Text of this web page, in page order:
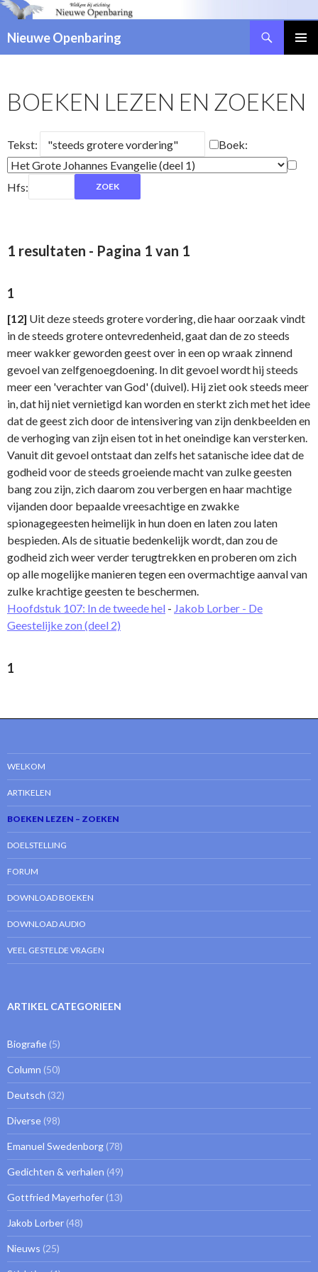
Nieuwe Openbaring
SPRINGEN
BOEKEN LEZEN EN ZOEKEN
Tekst: Boek:
Hfs:
1 resultaten - Pagina 1 van 1
1
[12] Uit deze steeds grotere vordering, die haar oorzaak vindt
in de steeds grotere ontevredenheid, gaat dan de zo steeds
meer wakker geworden geest over in een op wraak zinnend
gevoel van zelfgenoegdoening. In dit gevoel wordt hij steeds
meer een 'verachter van God' (duivel). Hij ziet ook steeds meer
in, dat hij niet vernietigd kan worden en sterkt zich met het idee
dat de geest zich door de intensivering van zijn denkbeelden en
de verhoging van zijn eisen tot in het oneindige kan versterken.
Vanuit dit gevoel ontstaat dan zelfs het satanische idee dat de
godheid voor de steeds groeiende macht van zulke geesten
bang zou zijn, zich daarom zou verbergen en haar machtige
vijanden door bepaalde vreesachtige en zwakke
spionagegeesten heimelijk in hun doen en laten zou laten
bespieden. Als de situatie bedenkelijk wordt, dan zou de
godheid zich weer verder terugtrekken en proberen om zich
op alle mogelijke manieren tegen een overmachtige aanval van
zulke krachtige geesten te beschermen.
Hoofdstuk 107: In de tweede hel - Jakob Lorber - De
Geestelijke zon (deel 2)
1
WELKOM
ARTIKELEN
BOEKEN LEZEN – ZOEKEN
DOELSTELLING
FORUM
DOWNLOAD BOEKEN
DOWNLOAD AUDIO
VEEL GESTELDE VRAGEN
ARTIKEL CATEGORIEEN
Biografie (5)
Column (50)
Deutsch (32)
Diverse (98)
Emanuel Swedenborg (78)
Gedichten & verhalen (49)
Gottfried Mayerhofer (13)
Jakob Lorber (48)
Nieuws (25)